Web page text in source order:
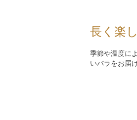
長く楽
季節や温度に
いバラをお届